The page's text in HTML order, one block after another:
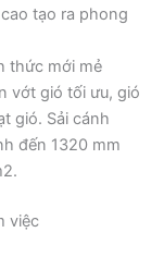
tạo ra phong
thức mới mẻ
vớt gió tối ưu, gió
gió. Sải cánh
đến 1320 mm
việc